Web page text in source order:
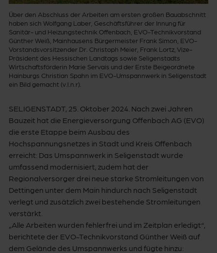
Über den Abschluss der Arbeiten am ersten großen Bauabschnitt
haben sich Wolfgang Laber, Geschäftsführer der Innung für
Sanitär- und Heizungstechnik Offenbach, EVO-Technikvorstand
Günther Weiß, Mainhausens Bürgermeister Frank Simon, EVO-
Vorstandsvorsitzender Dr. Christoph Meier, Frank Lortz, Vize-
Präsident des Hessischen Landtags sowie Seligenstadts
Wirtschaftsförderin Marie Servais und der Erste Beigeordnete
Hainburgs Christian Spahn im EVO-Umspannwerk in Seligenstadt
ein Bild gemacht (v.l.n.r).
SELIGENSTADT, 25. Oktober 2024. Nach zwei Jahren
Bauzeit hat die Energieversorgung Offenbach AG (EVO)
die erste Etappe beim Ausbau des
Hochspannungsnetzes in Stadt und Kreis Offenbach
erreicht: Das Umspannwerk in Seligenstadt wurde
umfassend modernisiert, zudem hat der
Regionalversorger drei neue starke Stromleitungen von
Dettingen unter dem Main hindurch nach Seligenstadt
verlegt und zusätzlich zwei bestehende Stromleitungen
verstärkt.
„Alle Arbeiten wurden fehlerfrei und im Zeitplan erledigt“,
berichtete der EVO-Technikvorstand Günther Weiß auf
dem Gelände des Umspannwerks und fügte hinzu: